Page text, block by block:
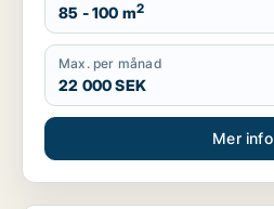
85 - 100 m2
Max. per månad
22 000 SEK
Mer info